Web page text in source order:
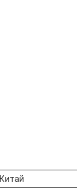
Китай